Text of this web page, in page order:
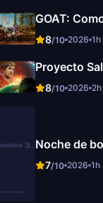
GOAT:
8/10 2026
Proyecto
8/10 2026
Noche de
7/10 2026 1h